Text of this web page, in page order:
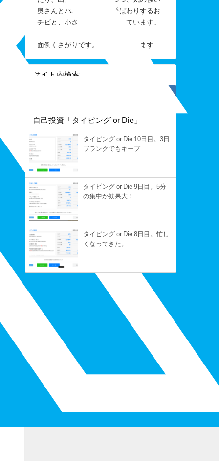
奥さんとパパを「アレ」呼ばわりするお
チビと、小さく楽しく暮らしています。
面倒くさがりです。すぐ手を抜きます
サイト内検索
自己投資「タイピング or Die」
タイピング or Die 10日目。3日
ブランクでもキープ
タイピング or Die 9日目。5分
の集中が効果大！
タイピング or Die 8日目。忙し
くなってきた。